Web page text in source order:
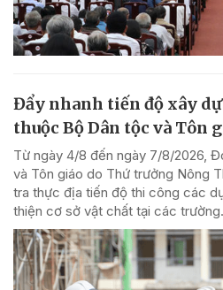
Đẩy nhanh tiến độ xây
thuộc Bộ Dân tộc và Tôn
Từ ngày 4/8 đến ngày 7/8/2026,
và Tôn giáo do Thứ trưởng Nông
tra thực địa tiến độ thi công các
thiện cơ sở vật chất tại các